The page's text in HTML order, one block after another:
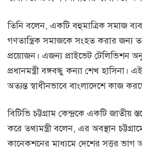
তিনি বলেন, একটি বহুমাত্রিক সমাজ
গণতান্ত্রিক সমাজকে সংহত করার জন্য
প্রয়োজন। এজন্য প্রাইভেট টেলিভিশন
প্রধানমন্ত্রী বঙ্গবন্ধু কন্যা শেখ হাসিনা।
অত্যন্ত স্বাধীনভাবে বাংলাদেশে কাজ
বিটিভি চট্টগ্রাম কেন্দ্রকে একটি জাতীয়
করে তথ্যমন্ত্রী বলেন, এর অবস্থান
কানেকশনের মাধ্যমে দেশের সত্তর ভাগ